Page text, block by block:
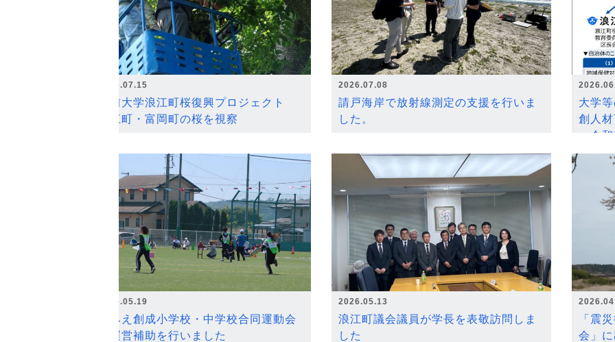
2026.07.15
弘前大学浪江町桜復興プロジェクト
浪江町・富岡町の桜を視察
2026.07.08
請戸海岸で放射線測定の支援を行いま
した。
大学
創人
～令
2026.05.19
なみえ創成小学校・中学校合同運動会
の運営補助を行いました
2026.05.13
浪江町議会議員が学長を表敬訪問しま
した
「震
会」